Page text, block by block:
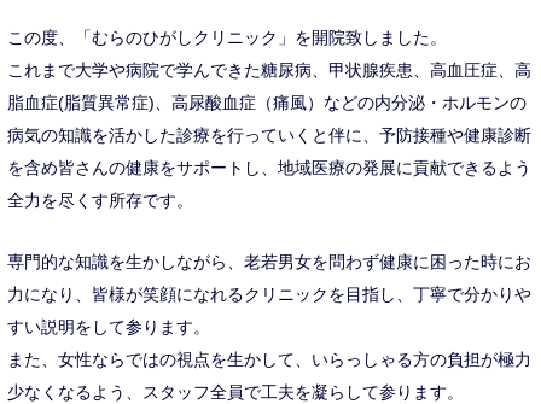
この度、「むらのひがしクリニック」を開院致しました。
これまで大学や病院で学んできた糖尿病、甲状腺疾患、高血圧症、高
脂血症(脂質異常症)、高尿酸血症（痛風）などの内分泌・ホルモンの
病気の知識を活かした診療を行っていくと伴に、予防接種や健康診断
を含め皆さんの健康をサポートし、地域医療の発展に貢献できるよう
全力を尽くす所存です。
専門的な知識を生かしながら、老若男女を問わず健康に困った時にお
力になり、皆様が笑顔になれるクリニックを目指し、丁寧で分かりや
すい説明をして参ります。
また、女性ならではの視点を生かして、いらっしゃる方の負担が極力
少なくなるよう、スタッフ全員で工夫を凝らして参ります。